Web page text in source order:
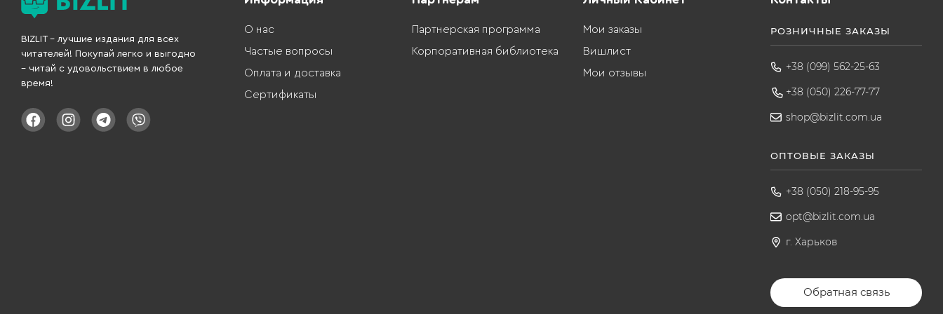
BIZLIT – лучшие издания для всех
читателей! Покупай легко и выгодно
– читай с удовольствием в любое
время!
О нас
Частые вопросы
Оплата и доставка
Сертификаты
Партнерская программа
Корпоративная библиотека
Мои заказы
Вишлист
Мои отзывы
РОЗНИЧНЫЕ ЗАКАЗЫ
+38 (099) 562-25-63
+38 (050) 226-77-77
shop@bizlit.com.ua
ОПТОВЫЕ ЗАКАЗЫ
+38 (050) 218-95-95
opt@bizlit.com.ua
г. Харьков
Обратная связь